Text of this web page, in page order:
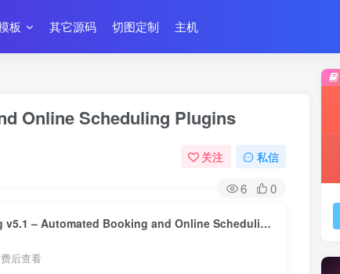
板 其它源码 切图定制 主机
Online Scheduling Plugins
关注 私信
6 0
Fat Services Booking v5.1 – Automated Booking and Online Scheduling Plugins
后查看